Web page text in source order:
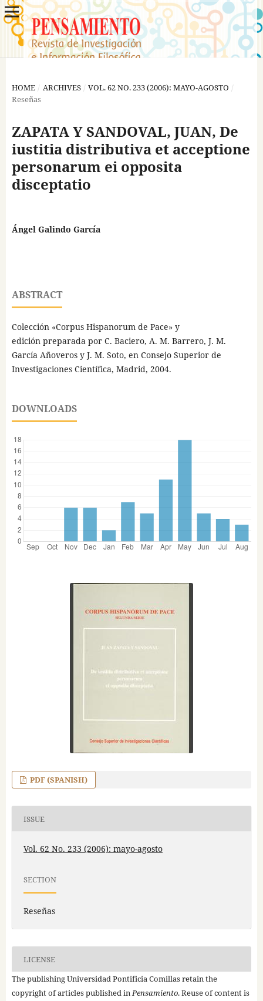
HOME / ARCHIVES / VOL. 62 NO. 233 (2006): MAYO-AGOSTO /
Reseñas
ZAPATA Y SANDOVAL, JUAN, De
iustitia distributiva et acceptione
personarum ei opposita
disceptatio
Ángel Galindo García
ABSTRACT
Colección «Corpus Hispanorum de Pace» y
edición preparada por C. Baciero, A. M. Barrero, J. M.
García Añoveros y J. M. Soto, en Consejo Superior de
Investigaciones Científica, Madrid, 2004.
DOWNLOADS
PDF (SPANISH)
ISSUE
Vol. 62 No. 233 (2006): mayo-agosto
SECTION
Reseñas
LICENSE
The publishing Universidad Pontificia Comillas retain the
copyright of articles published inPensamiento. Reuse of content is